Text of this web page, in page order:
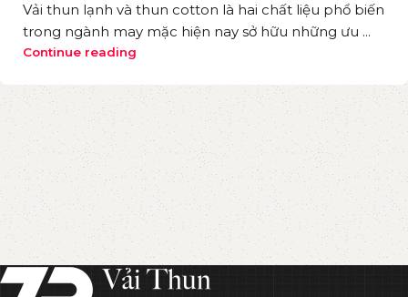
Vải thun lạnh và thun cotton là hai chất liệu phổ biến
trong ngành may mặc hiện nay sở hữu những ưu ...
Continue reading